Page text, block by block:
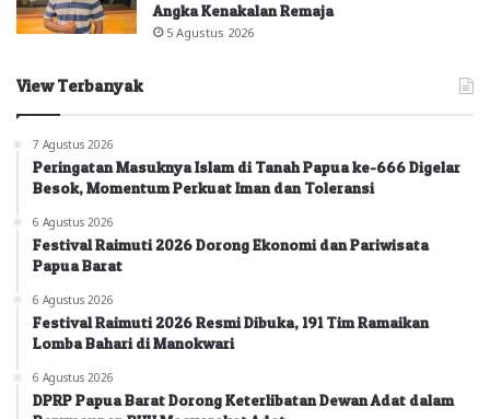
Angka Kenakalan Remaja
5 Agustus 2026
View Terbanyak
7 Agustus 2026
Peringatan Masuknya Islam di Tanah Papua ke-666 Digelar
Besok, Momentum Perkuat Iman dan Toleransi
6 Agustus 2026
Festival Raimuti 2026 Dorong Ekonomi dan Pariwisata
Papua Barat
6 Agustus 2026
Festival Raimuti 2026 Resmi Dibuka, 191 Tim Ramaikan
Lomba Bahari di Manokwari
6 Agustus 2026
DPRP Papua Barat Dorong Keterlibatan Dewan Adat dalam